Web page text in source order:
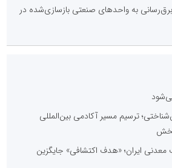
برق‌رسانی به واحدهای صنعتی بازسازی‌شده در
ترسیم مسیر آکادمی بین‌المللی
معدنی ایران؛ «هدف اکتشافی» جایگزین